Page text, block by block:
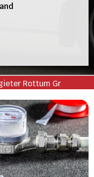
Rottum Gr